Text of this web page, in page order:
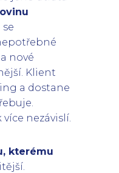
se
nové
Klient
a dostane
nezávislí.
kterému